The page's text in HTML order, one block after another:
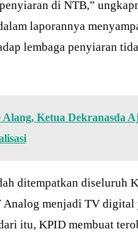
di NTB,”
laporannya
lembaga penyiaran
Ketua Dekranasda
ditempatkan diseluruh
menjadi TV
itu, KPID membuat